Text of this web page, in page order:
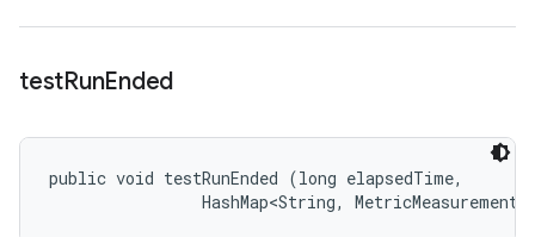
testRunEnded
public void testRunEnded (long elapsedTime,
HashMap<String,